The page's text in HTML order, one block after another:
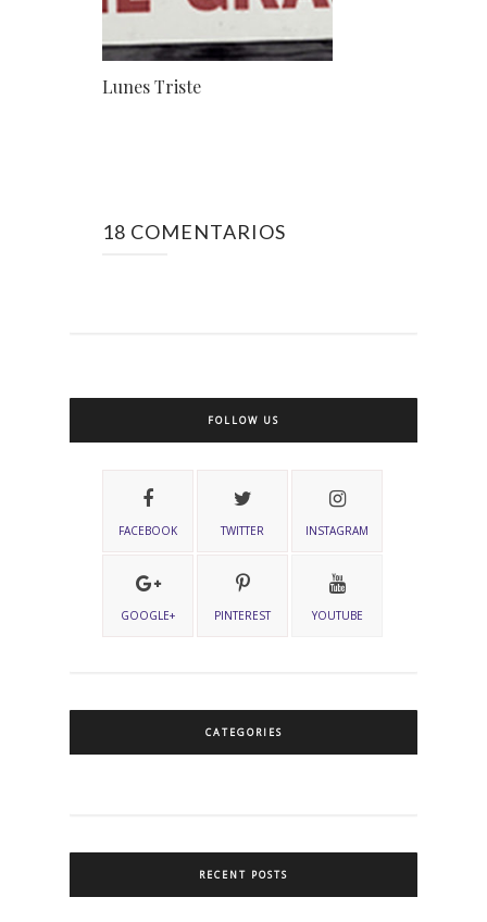
Lunes Triste
18 COMENTARIOS
FOLLOW US
FACEBOOK TWITTER INSTAGRAM
GOOGLE+ PINTEREST YOUTUBE
CATEGORIES
RECENT POSTS